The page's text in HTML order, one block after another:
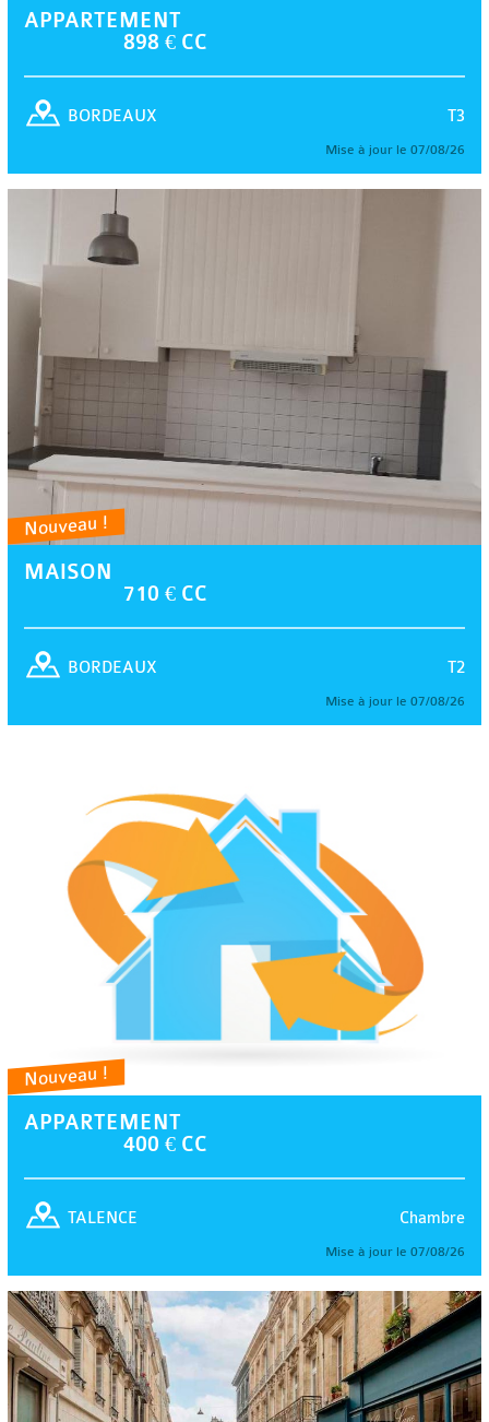
APPARTEMENT
898 € CC
T3
BORDEAUX
Mise à jour le 07/08/26
Nouveau !
MAISON
710 € CC
T2
BORDEAUX
Mise à jour le 07/08/26
Nouveau !
APPARTEMENT
400 € CC
Chambre
TALENCE
Mise à jour le 07/08/26